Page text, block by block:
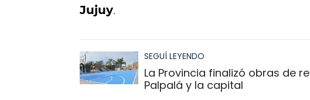
Jujuy.
SEGUÍ LEYENDO
La Provincia finalizó obras de
Palpalá y la capital